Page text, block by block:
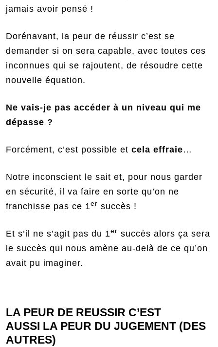
jamais avoir pensé !
Dorénavant, la peur de réussir c’est se
demander si on sera capable, avec toutes ces
inconnues qui se rajoutent, de résoudre cette
nouvelle équation.
Ne vais-je pas accéder à un niveau qui me
dépasse ?
Forcément, c’est possible et cela effraie…
Notre inconscient le sait et, pour nous garder
en sécurité, il va faire en sorte qu’on ne
franchisse pas ce 1er succès !
Et s’il ne s’agit pas du 1er succès alors ça sera
le succès qui nous amène au-delà de ce qu’on
avait pu imaginer.
LA PEUR DE REUSSIR C’EST
AUSSI LA PEUR DU JUGEMENT (DES
AUTRES)